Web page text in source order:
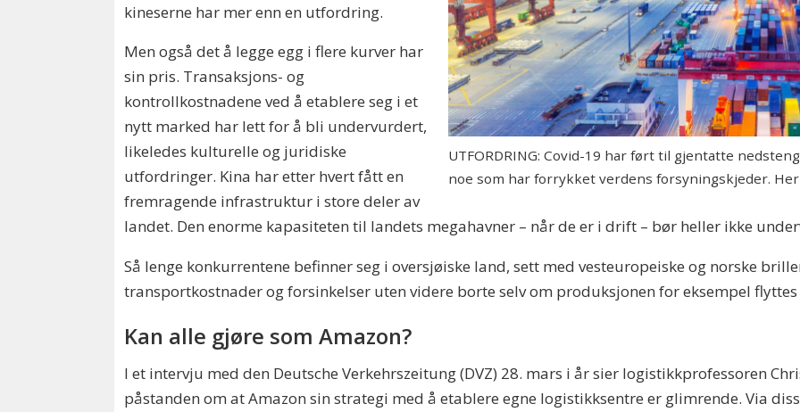
UTFORDRING: Covid-19 har ført til gjentatte
noe som har forrykket verdens forsyningskjeder. Her
kineserne har mer enn en utfordring.
Men også det å legge egg i flere kurver har
sin pris. Transaksjons- og
kontrollkostnadene ved å etablere seg i et
nytt marked har lett for å bli undervurdert,
likeledes kulturelle og juridiske
utfordringer. Kina har etter hvert fått en
fremragende infrastruktur i store deler av
landet. Den enorme kapasiteten til landets megahavner – når de er i drift – bør heller ikke
Så lenge konkurrentene befinner seg i oversjøiske land, sett med vesteuropeiske og norske
transportkostnader og forsinkelser uten videre borte selv om produksjonen for eksempel
Kan alle gjøre som Amazon?
I et intervju med den Deutsche Verkehrszeitung (DVZ) 28. mars i år sier logistikkprofessoren
påstanden om at Amazon sin strategi med å etablere egne logistikksentre er glimrende. Via